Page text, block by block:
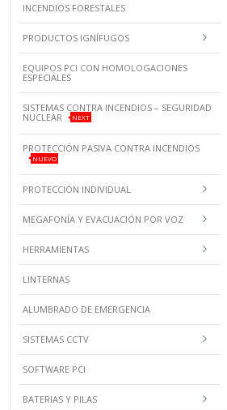
INCENDIOS FORESTALES
PRODUCTOS IGNÍFUGOS
EQUIPOS PCI CON HOMOLOGACIONES
ESPECIALES
SISTEMAS CONTRA INCENDIOS – SEGURIDAD
NUCLEAR
NEXT
PROTECCIÓN PASIVA CONTRA INCENDIOS
NUEVO
PROTECCIÓN INDIVIDUAL
MEGAFONÍA Y EVACUACIÓN POR VOZ
HERRAMIENTAS
LINTERNAS
ALUMBRADO DE EMERGENCIA
SISTEMAS CCTV
SOFTWARE PCI
BATERIAS Y PILAS